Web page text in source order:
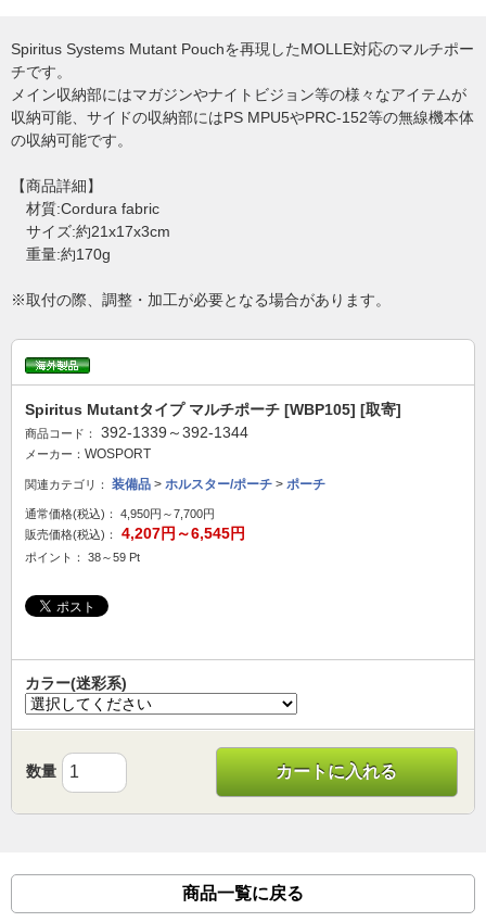
Spiritus Systems Mutant Pouchを再現したMOLLE対応のマルチポー
チです。
メイン収納部にはマガジンやナイトビジョン等の様々なアイテムが
収納可能、サイドの収納部にはPS MPU5やPRC-152等の無線機本体
の収納可能です。
【商品詳細】
材質:Cordura fabric
サイズ:約21x17x3cm
重量:約170g
※取付の際、調整・加工が必要となる場合があります。
Spiritus Mutantタイプ マルチポーチ [WBP105] [取寄]
商品コード： 392-1339～392-1344
メーカー： WOSPORT
関連カテゴリ： 装備品 > ホルスター/ポーチ > ポーチ
通常価格(税込)：
4,950円～7,700円
販売価格(税込)：
4,207円～6,545円
ポイント： 38～59 Pt
カラー(迷彩系)
数量 カートに入れる
商品一覧に戻る